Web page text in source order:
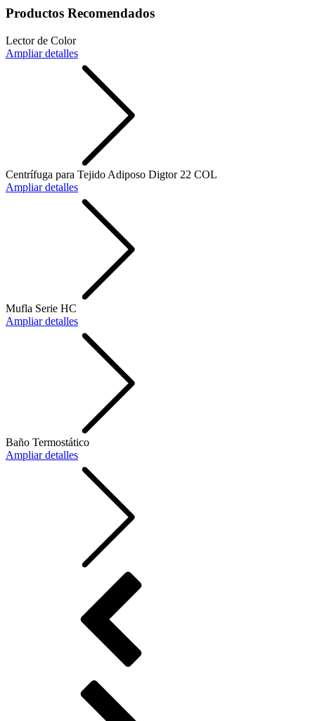
Productos Recomendados
Lector de Color
Ampliar detalles
Centrífuga para Tejido Adiposo Digtor 22 COL
Ampliar detalles
Mufla Serie HC
Ampliar detalles
Baño Termostático
Ampliar detalles